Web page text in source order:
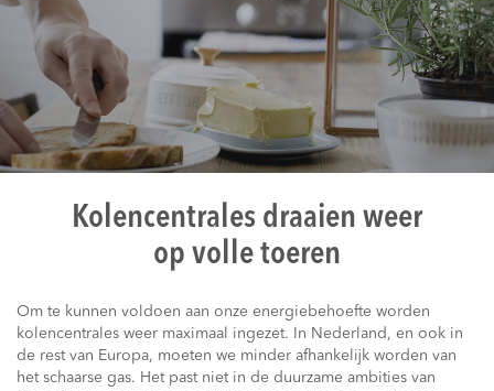
Kolencentrales draaien weer
op volle toeren
Om te kunnen voldoen aan onze energiebehoefte worden
kolencentrales weer maximaal ingezet. In Nederland, en ook in
de rest van Europa, moeten we minder afhankelijk worden van
het schaarse gas. Het past niet in de duurzame ambities van